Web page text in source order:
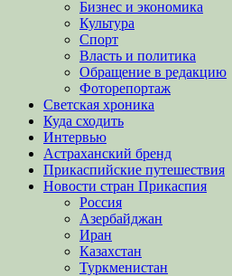
Бизнес и экономика
Культура
Спорт
Власть и политика
Обращение в редакцию
Фоторепортаж
Светская хроника
Куда сходить
Интервью
Астраханский бренд
Прикаспийские путешествия
Новости стран Прикаспия
Россия
Азербайджан
Иран
Казахстан
Туркменистан